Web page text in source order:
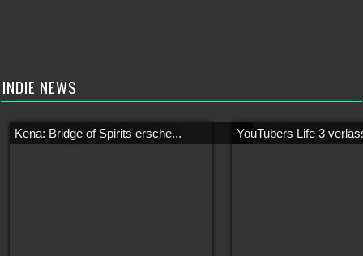
INDIE NEWS
Kena: Bridge of Spirits ersche... YouTubers Life 3